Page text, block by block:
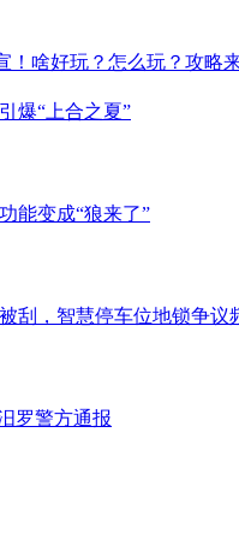
！啥好玩？怎么玩？攻略
爆“上合之夏”
能变成“狼来了”
刮，智慧停车位地锁争议
罗警方通报